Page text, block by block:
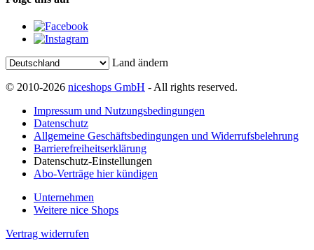
Land ändern
© 2010-2026 niceshops GmbH - All rights reserved.
Impressum und Nutzungsbedingungen
Datenschutz
Allgemeine Geschäftsbedingungen und Widerrufsbelehrung
Barrierefreiheitserklärung
Datenschutz-Einstellungen
Abo-Verträge hier kündigen
Unternehmen
Weitere nice Shops
Vertrag widerrufen